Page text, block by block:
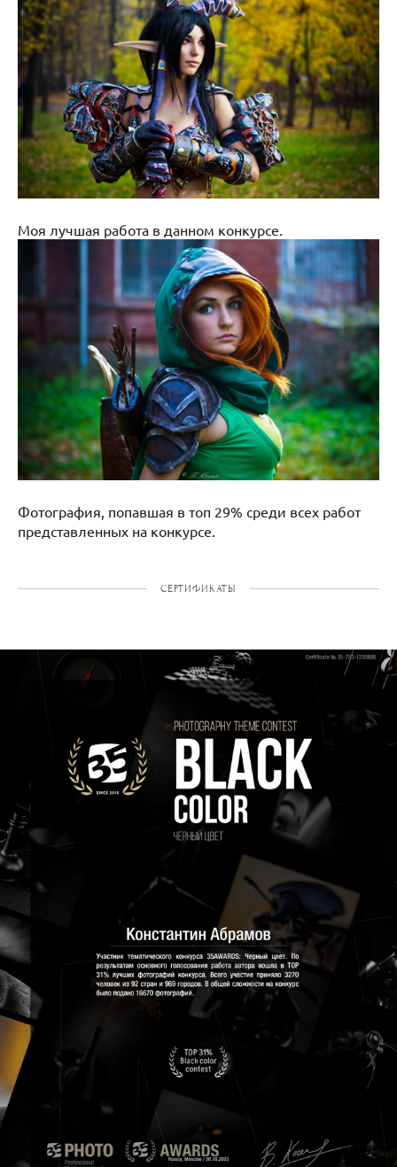
Моя лучшая работа в данном конкурсе.
Фотография, попавшая в топ 29% среди всех работ
представленных на конкурсе.
СЕРТИФИКАТЫ